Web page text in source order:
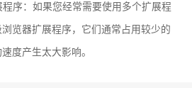
序：如果您经常需要使用多个扩展程
览器扩展程序，它们通常占用较少的
度产生太大影响。